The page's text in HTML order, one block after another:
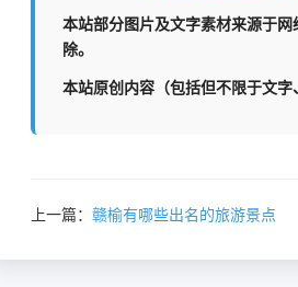
本站部分图片及文字素材来源于
除。
本站原创内容（包括但不限于文
上一篇： 赣榆有哪些出名的旅游景点